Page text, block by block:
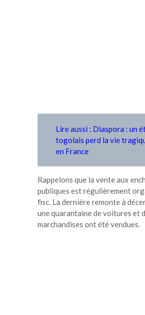
Lire aussi : Diaspora : un
togolais perd la vie
en France
Rappelons que la vente aux
publiques est régulièrement
fisc. La dernière remonte à
une quarantaine de voitures et
marchandises ont été vendues.